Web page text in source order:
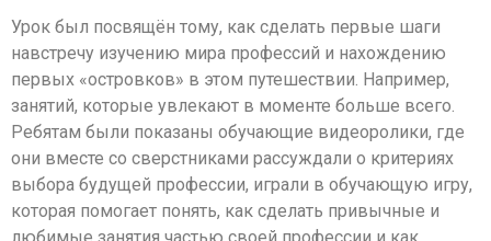
Урок был посвящён тому, как сделать первые шаги
навстречу изучению мира профессий и нахождению
первых «островков» в этом путешествии. Например,
занятий, которые увлекают в моменте больше всего.
Ребятам были показаны обучающие видеоролики, где
они вместе со сверстниками рассуждали о критериях
выбора будущей профессии, играли в обучающую игру,
которая помогает понять, как сделать привычные и